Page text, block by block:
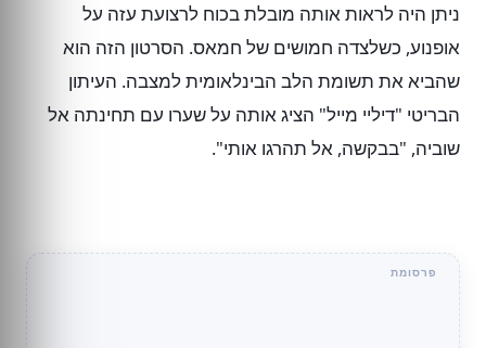
ניתן היה לראות אותה מובלת בכוח לרצועת עזה על
אופנוע, כשלצדה חמושים של חמאס. הסרטון הזה הוא
שהביא את תשומת הלב הבינלאומית למצבה. העיתון
הבריטי "דיליי מייל" הציג אותה על שערו עם תחינתה אל
שוביה, "בבקשה, אל תהרגו אותי".